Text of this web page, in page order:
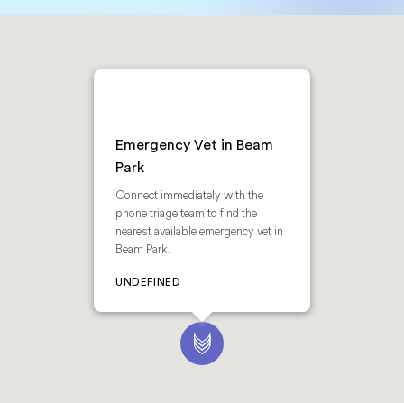
Emergency Vet in Beam
Park
Connect immediately with the
phone triage team to find the
nearest available emergency vet in
Beam Park.
UNDEFINED